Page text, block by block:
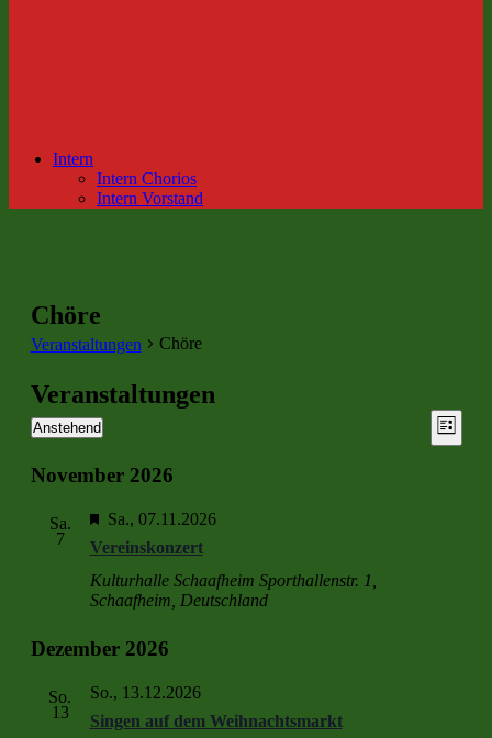
Intern
Intern Chorios
Intern Vorstand
Chöre
Veranstaltungen Chöre
Veranstaltungen
Liste
Anstehend
wählen.
November 2026
Sa.
7
Vereinskonzert
Hervorgehoben
Sa., 07.11.2026
Kulturhalle Schaafheim Sporthallenstr. 1,
Schaafheim, Deutschland
Dezember 2026
So.
13
Singen auf dem Weihnachtsmarkt
So., 13.12.2026